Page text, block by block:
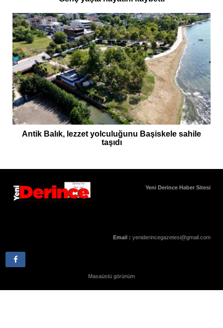
Antik Balık, lezzet yolculuğunu Başiskele sahile
taşıdı
Yeni Derince Haber Sitesi
Email : yeniderincegazetesi@gmail.com
Masaüstü görünüm